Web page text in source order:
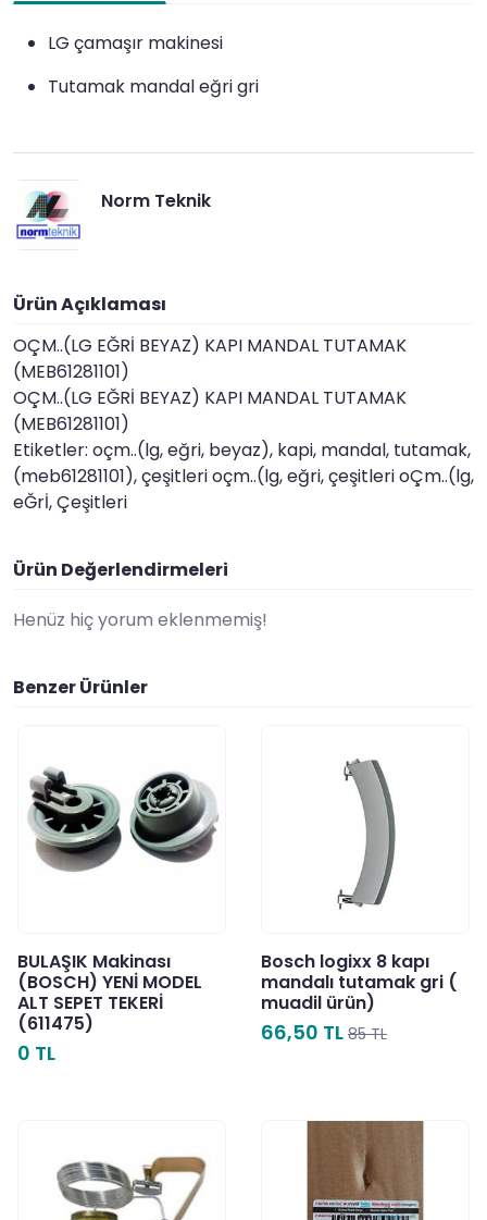
LG çamaşır makinesi
Tutamak mandal eğri gri
Norm Teknik
Ürün Açıklaması
OÇM..(LG EĞRİ BEYAZ) KAPI MANDAL TUTAMAK
(MEB61281101)
OÇM..(LG EĞRİ BEYAZ) KAPI MANDAL TUTAMAK
(MEB61281101)
Etiketler: oçm..(lg, eğri, beyaz), kapi, mandal, tutamak,
(meb61281101), çeşitleri oçm..(lg, eğri, çeşitleri oÇm..(lg,
eĞrİ, Çeşitleri
Ürün Değerlendirmeleri
Henüz hiç yorum eklenmemiş!
Benzer Ürünler
BULAŞIK Makinası
(BOSCH) YENİ MODEL
ALT SEPET TEKERİ
(611475)
0 TL
Bosch logixx 8 kapı
mandalı tutamak gri (
muadil ürün)
66,50 TL 85 TL